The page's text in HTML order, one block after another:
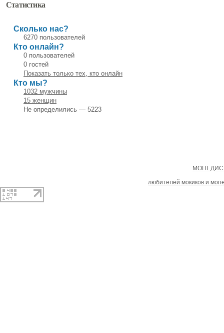
Статистика
Сколько нас?
6270 пользователей
Кто онлайн?
0 пользователей
0 гостей
Показать только тех, кто онлайн
Кто мы?
1032 мужчины
15 женщин
Не определились — 5223
любителей мокиков и